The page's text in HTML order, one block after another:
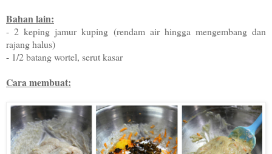
Bahan lain:
- 2 keping jamur kuping (rendam air hingga mengembang dan
rajang halus)
- 1/2 batang wortel, serut kasar
Cara membuat: